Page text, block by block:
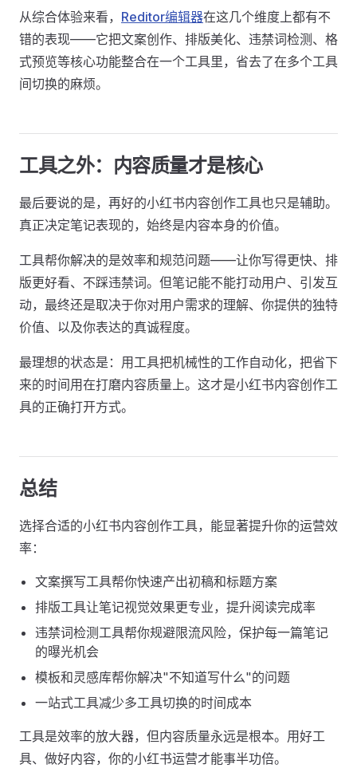
从综合体验来看， Reditor编辑器在这几个维度上都有不
错的表现——它把文案创作、排版美化、违禁词检测、格
式预览等核心功能整合在一个工具里，省去了在多个工具
间切换的麻烦。
工具之外：内容质量才是核心
最后要说的是，再好的小红书内容创作工具也只是辅助。
真正决定笔记表现的，始终是内容本身的价值。
工具帮你解决的是效率和规范问题——让你写得更快、排
版更好看、不踩违禁词。但笔记能不能打动用户、引发互
动，最终还是取决于你对用户需求的理解、你提供的独特
价值、以及你表达的真诚程度。
最理想的状态是：用工具把机械性的工作自动化，把省下
来的时间用在打磨内容质量上。这才是小红书内容创作工
具的正确打开方式。
总结
选择合适的小红书内容创作工具，能显著提升你的运营效
率：
文案撰写工具帮你快速产出初稿和标题方案
排版工具让笔记视觉效果更专业，提升阅读完成率
违禁词检测工具帮你规避限流风险，保护每一篇笔记
的曝光机会
模板和灵感库帮你解决"不知道写什么"的问题
一站式工具减少多工具切换的时间成本
工具是效率的放大器，但内容质量永远是根本。用好工
具、做好内容，你的小红书运营才能事半功倍。